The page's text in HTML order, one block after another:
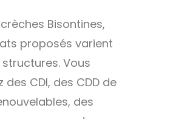
Bisontines,
proposés varient
Vous
des CDI, des CDD de
des